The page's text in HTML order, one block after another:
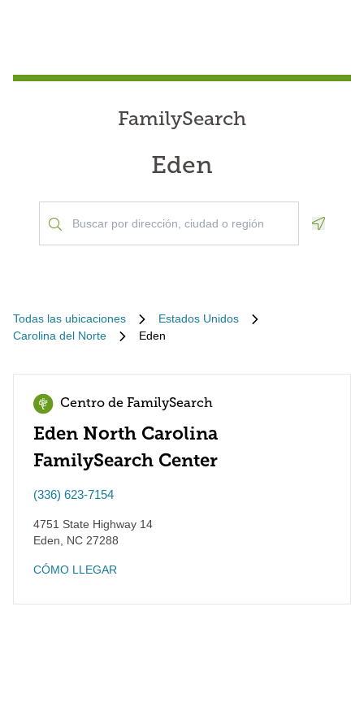
FamilySearch
Eden
Todas las ubicaciones
Estados Unidos
Carolina del Norte
Eden
Centro de FamilySearch
Eden North Carolina
FamilySearch Center
(336) 623-7154
4751 State Highway 14
Eden
NC 27288
CÓMO LLEGAR